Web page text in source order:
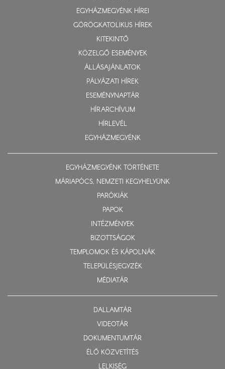
EGYHÁZMEGYÉNK HÍREI
GÖRÖGKATOLIKUS HÍREK
KITEKINTŐ
KÖZELGŐ ESEMÉNYEK
ÁLLÁSAJÁNLATOK
PÁLYÁZATI HÍREK
ESEMÉNYNAPTÁR
HÍRARCHÍVUM
HÍRLEVÉL
EGYHÁZMEGYÉNK
EGYHÁZMEGYÉNK TÖRTÉNETE
MÁRIAPÓCS, NEMZETI KEGYHELYÜNK
PARÓKIÁK
PAPOK
INTÉZMÉNYEK
BIZOTTSÁGOK
TEMPLOMOK ÉS KÁPOLNÁK
TELEPÜLÉSJEGYZÉK
MÉDIATÁR
DALLAMTÁR
VIDEOTÁR
DOKUMENTUMTÁR
ÉLŐ KÖZVETÍTÉS
LELKISÉG